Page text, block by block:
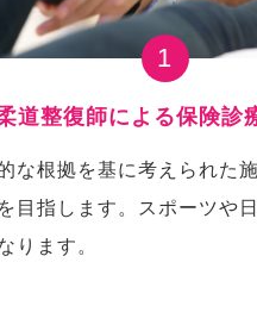
1
道整復師による保険診
な根拠を基に考えられた
目指します。スポーツや
ります。